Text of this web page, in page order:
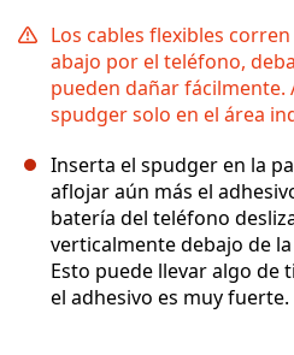
Los cables flexibles
abajo por el teléfono,
pueden dañar fácilmente.
spudger solo en el área
Inserta el spudger en la
aflojar aún más el
batería del teléfono
verticalmente debajo de
Esto puede llevar algo de
el adhesivo es muy fuerte.